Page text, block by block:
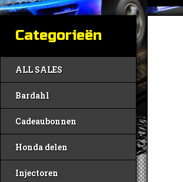
Categorieën
ALL SALES
Bardahl
Cadeaubonnen
Honda delen
Injectoren